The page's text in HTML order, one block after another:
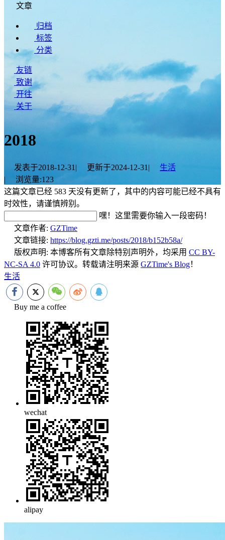
文章
归档
标签
分类
友链
致谢
开往
关于
2018
发表于2018-12-31 | 更新于2024-12-31 |
生活
|
浏览量:123
这篇文章已经 583 天没有更新了，其中的内容可能已经不具有
时效性，请谨慎辨别。
嘿！这里需要你输入一段密码！
文章作者: GZTime
文章链接: https://blog.gzti.me/posts/2018/b152b58a/
版权声明: 本博客所有文章除特别声明外，均采用 CC BY-
NC-SA 4.0 许可协议。转载请注明来源 GZTime's Blog！
生活
Buy me a coffee
wechat
alipay